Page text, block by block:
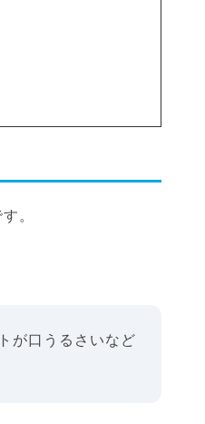
。
が口うるさいなど